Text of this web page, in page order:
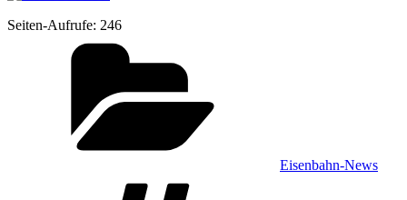
Sei­ten-Auf­ru­fe: 246
Eisenbahn-News